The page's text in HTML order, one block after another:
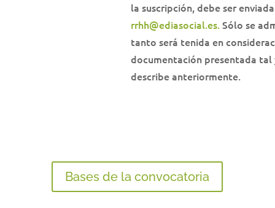
la suscripción, debe ser
rrhh@ediasocial.es.Sólo se
tanto será tenida en
documentación presentada tal
describe anteriormente.
Bases de la convocatoria